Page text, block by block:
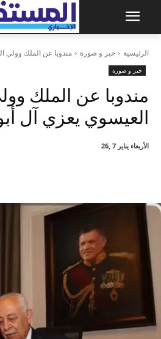
الرئيسية خبر و صورة مندوبا عن الملك وولي
خبر و صورة
مندوبا عن الملك
العيسوي يعزي آل
الأربعاء يناير 7 ,26